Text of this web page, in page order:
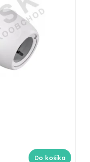
Do košíka